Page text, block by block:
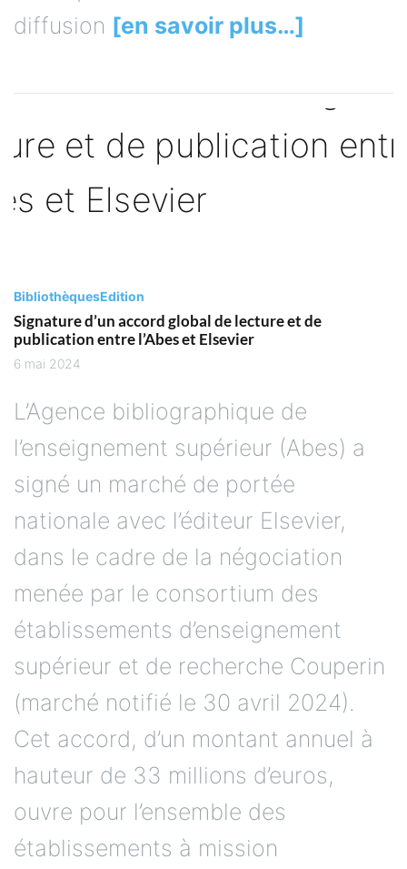
diffusion [en savoir plus…]
BibliothèquesEdition
Signature d’un accord global de lecture et de
publication entre l’Abes et Elsevier
6 mai 2024
L’Agence bibliographique de
l’enseignement supérieur (Abes) a
signé un marché de portée
nationale avec l’éditeur Elsevier,
dans le cadre de la négociation
menée par le consortium des
établissements d’enseignement
supérieur et de recherche Couperin
(marché notifié le 30 avril 2024).
Cet accord, d’un montant annuel à
hauteur de 33 millions d’euros,
ouvre pour l’ensemble des
établissements à mission